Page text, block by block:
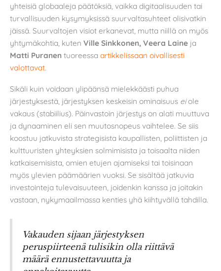
yhteisiä globaaleja päätöksiä, vaikka digitaalisuuden tai
turvallisuuden kysymyksissä suurvaltasuhteet olisivatkin
jäissä. Suurvaltojen visiot erkanevat, mutta niillä on myös
yhtymäkohtia, kuten Ville Sinkkonen, Veera Laine ja
Matti Puranen tuoreessa artikkelissaan oivallisesti
valottavat.
Sikäli kuin voidaan ylipäänsä mielekkäästi puhua
järjestyksestä, järjestyksen keskeisin ominaisuus eiole
vakaus (stabiilius). Päinvastoin järjestys on alati muuttuva
ja dynaaminen eli sen muutosnopeus vaihtelee. Se siis
koostuu jatkuvista strategisista kaupallisten, poliittisten ja
kulttuuristen yhteyksien solmimisista ja toisaalta niiden
katkaisemisista, omien etujen ajamiseksi tai toisinaan
myös ylevien päämäärien vuoksi. Se sisältää jatkuvia
investointeja tulevaisuuteen, joidenkin kanssa ja joitakin
vastaan, nykymaailmassa kenties yhä kiihtyvällä tahdilla.
Vakauden sijaan järjestyksen
peruspiirteenä tulisikin olla riittävä
määrä ennustettavuutta ja